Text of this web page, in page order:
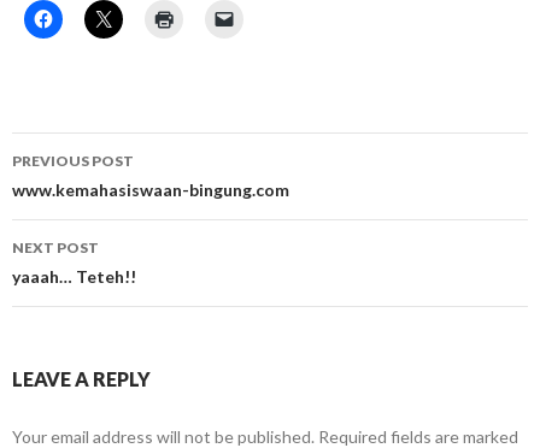
Post
navigation
PREVIOUS POST
www.kemahasiswaan-bingung.com
NEXT POST
yaaah… Teteh!!
LEAVE A REPLY
Your email address will not be published. Required fields are marked